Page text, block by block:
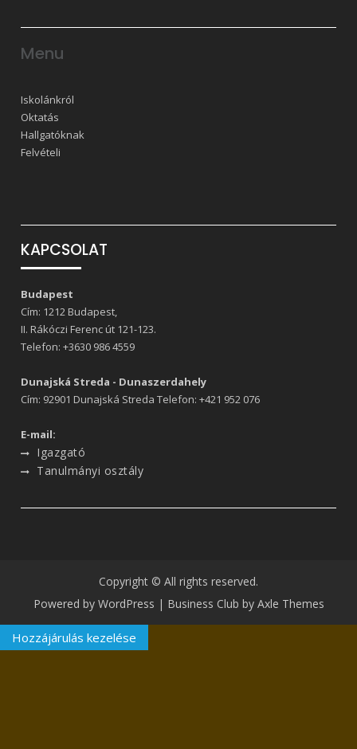
Menu
Iskolánkról
Oktatás
Hallgatóknak
Felvételi
KAPCSOLAT
Budapest
Cím: 1212 Budapest,
II. Rákóczi Ferenc út 121-123.
Telefon:+3630 986 4559
Dunajská Streda - Dunaszerdahely
Cím: 92901 Dunajská Streda Telefon:+421 952 076
E-mail:
Igazgató
Tanulmányi osztály
Copyright © All rights reserved.
Powered by WordPress | Business Club by Axle Themes
Hozzájárulás kezelése